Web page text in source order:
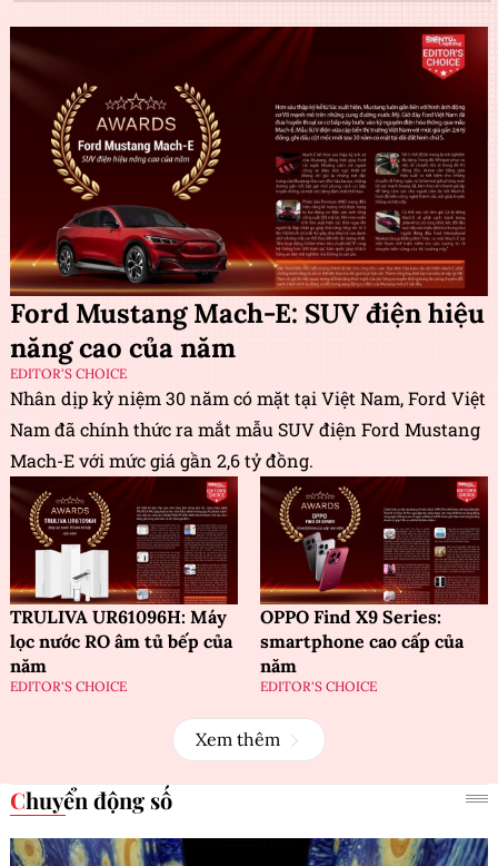
Ford Mustang Mach-E: SUV điện hiệu
năng cao của năm
EDITOR'S CHOICE
Nhân dịp kỷ niệm 30 năm có mặt tại Việt Nam, Ford Việt
Nam đã chính thức ra mắt mẫu SUV điện Ford Mustang
Mach-E với mức giá gần 2,6 tỷ đồng.
TRULIVA UR61096H: Máy
lọc nước RO âm tủ bếp của
năm
EDITOR'S CHOICE
OPPO Find X9 Series:
smartphone cao cấp của
năm
EDITOR'S CHOICE
Xem thêm
Chuyển động số